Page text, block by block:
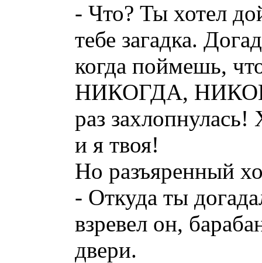
- Что? Ты хотел
тебе загадка.
когда поймешь,
НИКОГДА,
раз
и я твоя!
Но разъяренный
- Откуда ты
взревел он,
двери.